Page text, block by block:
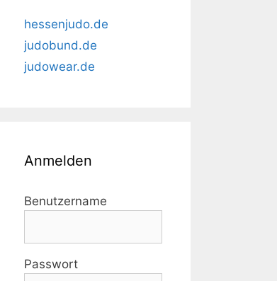
hessenjudo.de
judobund.de
judowear.de
Anmelden
Benutzername
Passwort